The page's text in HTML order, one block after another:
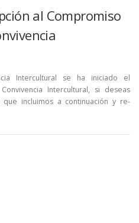
al Compromiso
Intercultural se ha iniciado el
Intercultural, si deseas
incluimos a continuación y re-